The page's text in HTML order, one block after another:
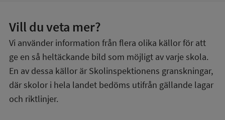
Vill du veta mer?
Vi använder information från flera olika källor för att
ge en så heltäckande bild som möjligt av varje skola.
En av dessa källor är Skolinspektionens granskningar,
där skolor i hela landet bedöms utifrån gällande lagar
och riktlinjer.